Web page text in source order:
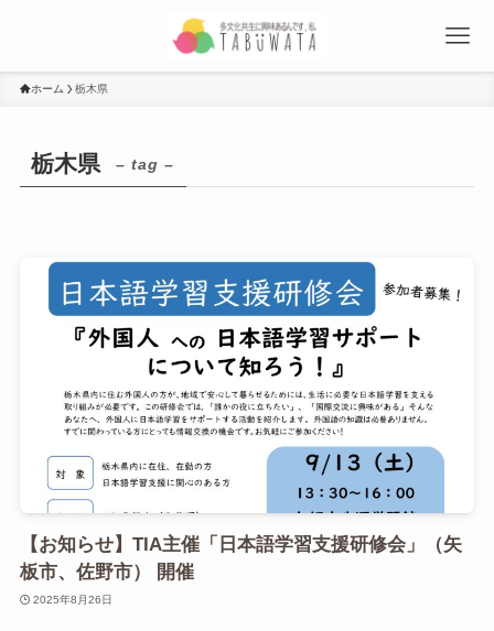
ホーム 栃木県
栃木県 – tag –
【お知らせ】TIA主催「日本語学習支援研修会」（矢
板市、佐野市） 開催
2025年8月26日